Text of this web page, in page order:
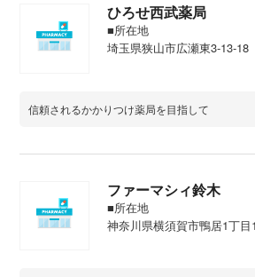
ひろせ西武薬局
■所在地
埼玉県狭山市広瀬東3-13-18
信頼されるかかりつけ薬局を目指して
ファーマシィ鈴木
■所在地
神奈川県横須賀市鴨居1丁目